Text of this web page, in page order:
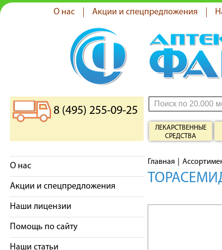
О нас Акции и спецпредложения
8 (495) 255-09-25
ЛЕКАРСТВЕННЫЕ
СРЕДСТВА
О нас
Акции и спецпредложения
Наши лицензии
Помощь по сайту
Наши статьи
Главная